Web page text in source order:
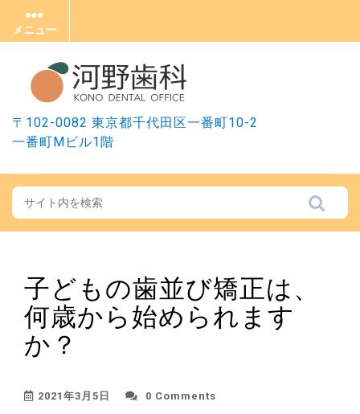
content
メニュー
メ
ニ
ュ
ー
〒102-0082 東京都千代田区一番町10-2
一番町Mビル1階
子どもの歯並び矯正は、
何歳から始められます
か？
2021年3月5日 0 Comments